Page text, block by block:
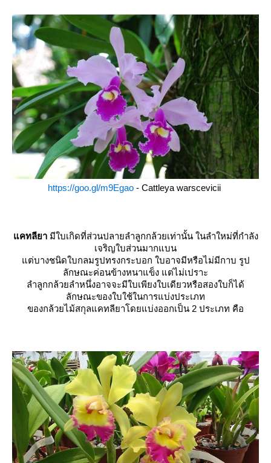
https://goo.gl/m9Egao - Cattleya warscevicii
คทลียา มีใบเกิดที่ส่วนปลายลำลูกกล้วยเท่านั้น ในลำใหม่ที่กำลัง
เจริญใบส่วนมากแบน
ต่บางชนิดใบกลมรูปทรงกระบอก ใบอาจมีหรือไม่มีกาบ รูป
ลักษณะค่อนข้างหนาแข็ง แต่ไม่เปราะ
ลำลูกกล้วยลำหนึ่งอาจจะมีใบเพียงใบเดียวหรือสองใบก็ได้
ลักษณะของใบใช้ในการแบ่งประเภท
ของกล้วยไม้สกุลแคทลียาโดยแบ่งออกเป็น 2 ประเภท คือ